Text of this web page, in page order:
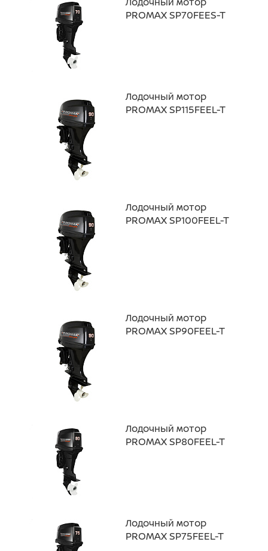
PROMAX SP70FEES-T
Лодочный мотор
PROMAX SP115FEEL-T
Лодочный мотор
PROMAX SP100FEEL-T
Лодочный мотор
PROMAX SP90FEEL-T
Лодочный мотор
PROMAX SP80FEEL-T
Лодочный мотор
PROMAX SP75FEEL-T